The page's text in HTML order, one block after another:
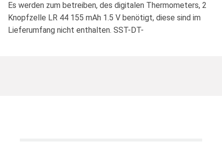
Es werden zum betreiben, des digitalen Thermometers, 2
Knopfzelle LR 44 155 mAh 1.5 V benötigt, diese sind im
Lieferumfang nicht enthalten. SST-DT-